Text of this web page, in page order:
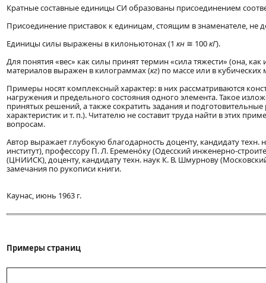
Кратные составные единицы СИ образованы присоединением
Присоединение приставок к единицам, стоящим в знаменателе, не
Единицы силы выражены в килоньютонах (1 кн ≅ 100кГ).
Для понятия «вес» как силы принят термин «сила тяжести» (она,
материалов выражен в килограммах (кг) по массе или в кубических
Примеры носят комплексный характер: в них рассматриваются
нагружения и предельного состояния одного элемента. Такое
принятых решений, а также сократить задания и
характеристик и т. п.). Читателю не составит труда найти в этих
вопросам.
Автор выражает глубокую благодарность доценту, кандидату
институт), профессору П. Л. Еремено́ку (Одесский инженерно-
(ЦНИИСК), доценту, кандидату техн. наук К. В. Шмурнову
замечания по рукописи книги.
Каунас, июнь 1963 г.
Примеры страниц